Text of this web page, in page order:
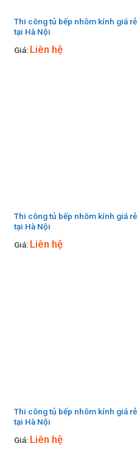
Thi công tủ bếp nhôm kính giá rẻ
tại Hà Nội
Giá: Liên hệ
Thi công tủ bếp nhôm kính giá rẻ
tại Hà Nội
Giá: Liên hệ
Thi công tủ bếp nhôm kính giá rẻ
tại Hà Nội
Giá: Liên hệ